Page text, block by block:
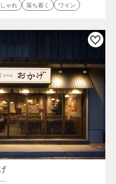
ゃれ 落ち着く ワイン